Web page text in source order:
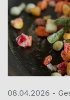
08.04.2026 -